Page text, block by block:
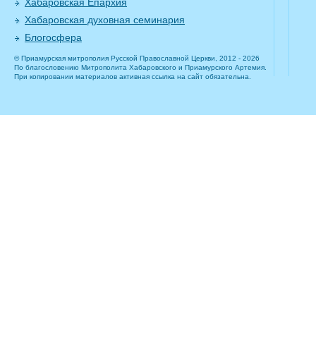
Хабаровская духовная семинария
Блогосфера
© Приамурская митрополия Русской Православной Церкви, 2012 - 2026
По благословению Митрополита Хабаровского и Приамурского Артемия.
При копировании материалов активная ссылка на сайт обязательна.